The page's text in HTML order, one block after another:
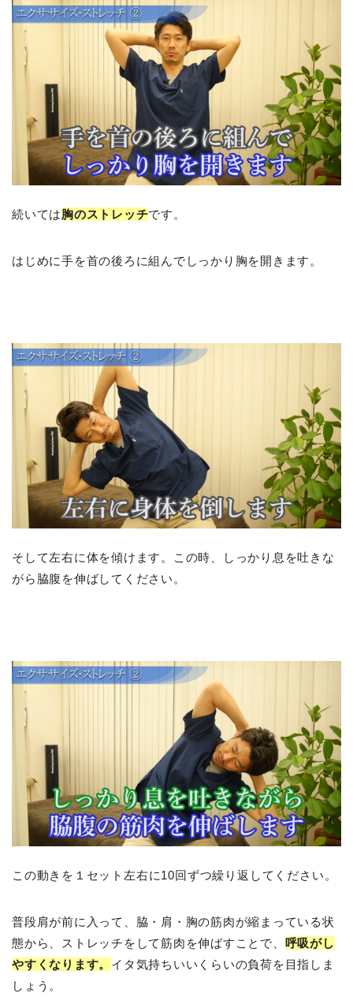
続いては胸のストレッチです。
はじめに手を首の後ろに組んでしっかり胸を開きます。
そして左右に体を傾けます。この時、
しっかり息を吐きな
がら脇腹を伸ばしてください。
この動きを １セット左右に10回ずつ繰り返してください。
普段肩が前に入って、脇・肩・胸の筋肉が縮まっている状
態から、ストレッチをして筋肉を伸ばすことで、 呼吸がし
やすくなります。 イタ気持ちいいくらいの負荷を目指しま
しょう。